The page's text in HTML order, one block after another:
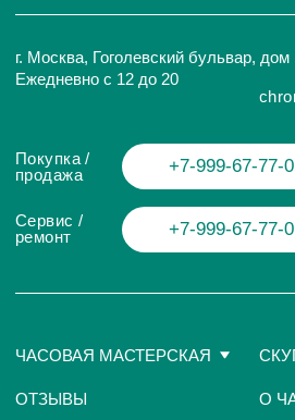
© Chronomat, 2026
ИП Глумцев Р.Ю.
ИНН 773127415238 ОГРНИП 326774600471391